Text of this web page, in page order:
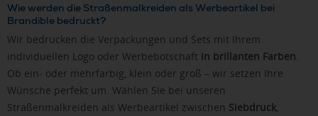
Wie werden die Straßenmalkreiden als Werbeartikel bei
Brandible bedruckt?
Wir bedrucken die Verpackungen und Sets mit Ihrem
individuellen Logo oder Werbebotschaft in brillanten Farben
Ob ein- oder mehrfarbig, klein oder groß – wir setzen Ihre
Wünsche perfekt um. Wählen Sie bei unseren
Straßenmalkreiden als Werbeartikel zwischen Siebdruck